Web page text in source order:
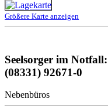
Größere Karte anzeigen
Seelsorger im Notfall:
(08331) 92671-0
Nebenbüros